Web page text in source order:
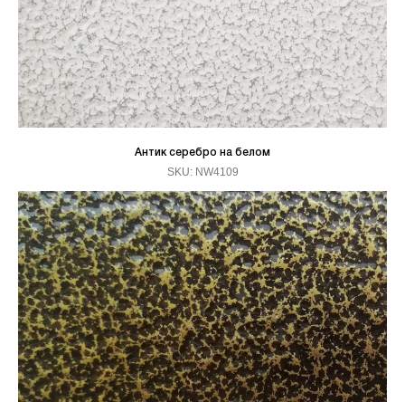
Антик серебро на белом
SKU: NW4109